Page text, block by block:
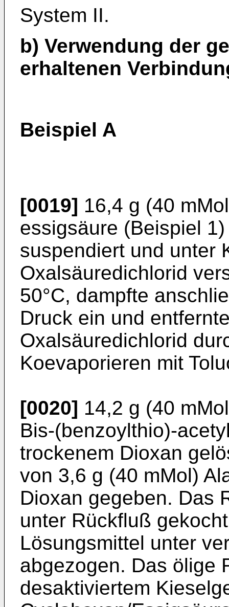
System II.
b) Verwendung der
erhaltenen
Beispiel A
[0019] 16,4 g (40
essigsäure (Beispiel
suspendiert und unter
Oxalsäuredichlorid
50°C, dampfte
Druck ein und
Oxalsäuredichlorid
Koevaporieren mit
[0020] 14,2 g (40
Bis-(benzoylthio)-
trockenem Dioxan
von 3,6 g (40 mMol)
Dioxan gegeben. Das
unter Rückfluß
Lösungsmittel unter
abgezogen. Das ölige
desaktiviertem